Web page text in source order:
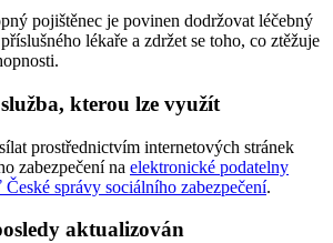
pojištěnec je povinen dodržovat léčebný
lékaře a zdržet se toho, co ztěžuje
kterou lze využít
prostřednictvím internetových stránek
zabezpečení na elektronické podatelny
správy sociálního zabezpečení.
aktualizován